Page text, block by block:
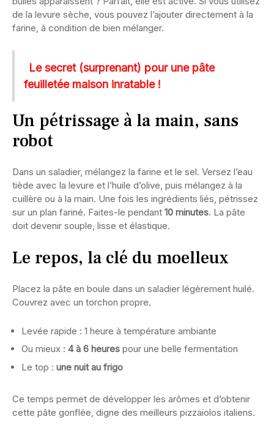
de la levure sèche, vous pouvez l’ajouter directement à la
farine, à condition de bien mélanger.
Le secret (surprenant) pour une pâte
feuilletée maison inratable !
Un pétrissage à la main, sans
robot
Dans un saladier, mélangez la farine et le sel. Versez l’eau
tiède avec la levure et l’huile d’olive, puis mélangez à la
cuillère ou à la main. Une fois les ingrédients liés, pétrissez
sur un plan fariné. Faites-le pendant 10 minutes. La pâte
doit devenir souple, lisse et élastique.
Le repos, la clé du moelleux
Placez la pâte en boule dans un saladier légèrement huilé.
Couvrez avec un torchon propre.
Levée rapide : 1 heure à température ambiante
Ou mieux : 4 à 6 heures pour une belle fermentation
Le top : une nuit au frigo
Ce temps permet de développer les arômes et d’obtenir
cette pâte gonflée, digne des meilleurs pizzaiolos italiens.